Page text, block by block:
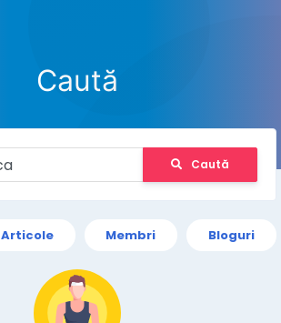
Caută
Caută
Articole Membri Bloguri